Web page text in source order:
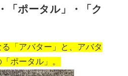
「ポータル」・「ク
「アバター」と、アバタ
ポータル」。